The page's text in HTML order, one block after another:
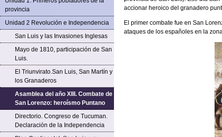
provincia
Unidad 2 Revolución e Independencia
San Luis y las Invasiones Inglesas
Mayo de 1810, participación de San
Luis.
El Triunvirato.San Luis, San Martín y
los Granaderos
Asamblea del año XIII. Combate de
San Lorenzo: heroísmo Puntano
Directorio. Congreso de Tucuman.
Declaración de la Independencia
accionar heroico del granadero
El primer combate fue en San
ataques de los españoles en la